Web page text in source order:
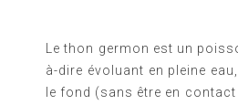
Le thon germon est un
à-dire évoluant en pleine
le fond (sans être en contact